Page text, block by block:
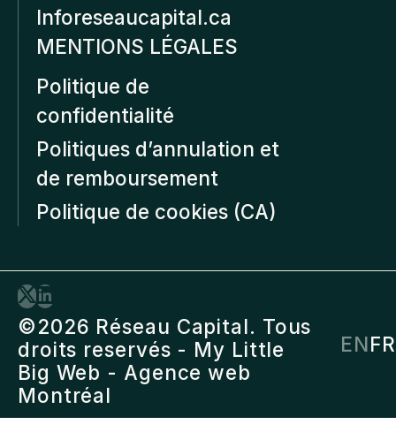
Inforeseaucapital.ca
MENTIONS LÉGALES
Politique de
confidentialité
Politiques d’annulation et
de remboursement
Politique de cookies (CA)
©2026 Réseau Capital. Tous
droits reservés - My Little
Big Web - Agence web
Montréal
ENFR